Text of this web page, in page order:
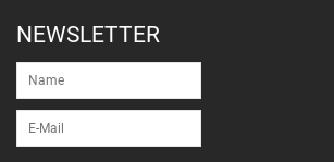
NEWSLETTER